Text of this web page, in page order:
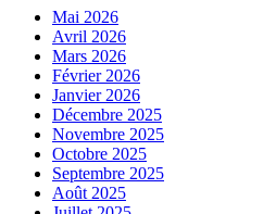
Mai 2026
Avril 2026
Mars 2026
Février 2026
Janvier 2026
Décembre 2025
Novembre 2025
Octobre 2025
Septembre 2025
Août 2025